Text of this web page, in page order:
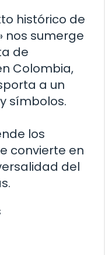
histórico de
nos sumerge
de
Colombia,
a un
símbolos.
los
convierte en
del